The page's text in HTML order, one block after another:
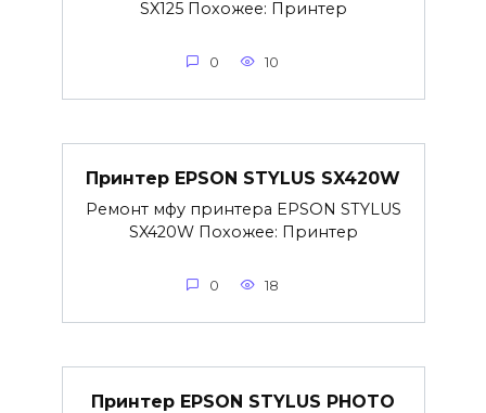
SX125 Похожее: Принтер
0 10
Принтер EPSON STYLUS SX420W
Ремонт мфу принтера EPSON STYLUS
SX420W Похожее: Принтер
0 18
Принтер EPSON STYLUS PHOTO